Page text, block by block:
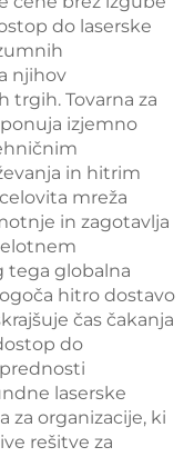
do laserske
njihov
trgih. Tovarna za
izjemno
in hitrim
mreža
in zagotavlja
tega globalna
hitro dostavo
čas čakanja
do
laserske
za organizacije, ki
rešitve za